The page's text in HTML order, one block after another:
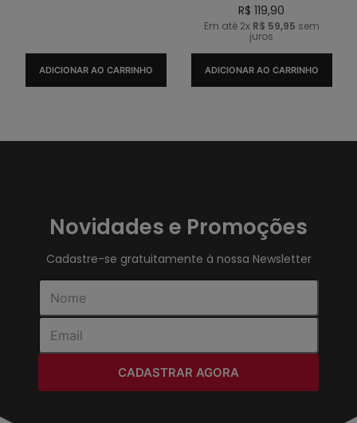
ADICIONAR AO CARRINHO
R$ 119,90
Em até 2x R$ 59,95 sem
juros
ADICIONAR AO CARRINHO
Novidades e Promoções
Cadastre-se gratuitamente à nossa Newsletter
CADASTRAR AGORA